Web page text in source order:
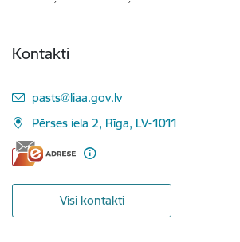
Kontakti
E-pasts:
pasts@liaa.gov.lv
Pērses iela 2, Rīga, LV-1011
Visi kontakti